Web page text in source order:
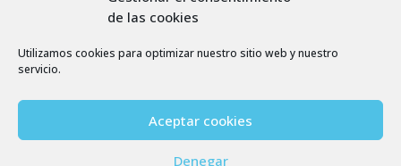
de las cookies
Utilizamos cookies para optimizar nuestro sitio web y nuestro
servicio.
Aceptar cookies
Denegar